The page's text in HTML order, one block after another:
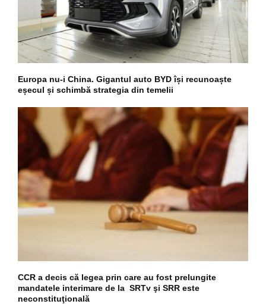
Europa nu-i China. Gigantul auto BYD își recunoaște
eșecul și schimbă strategia din temelii
CCR a decis că legea prin care au fost prelungite
mandatele interimare de la SRTv şi SRR este
neconstituţională